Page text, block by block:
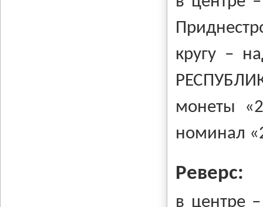
кругу –
монеты
номинал
Реверс:
в центре